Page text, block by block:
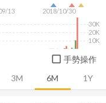
3M 6M 1Y
13 2018/10/30
10K
20K
30K
手勢操作